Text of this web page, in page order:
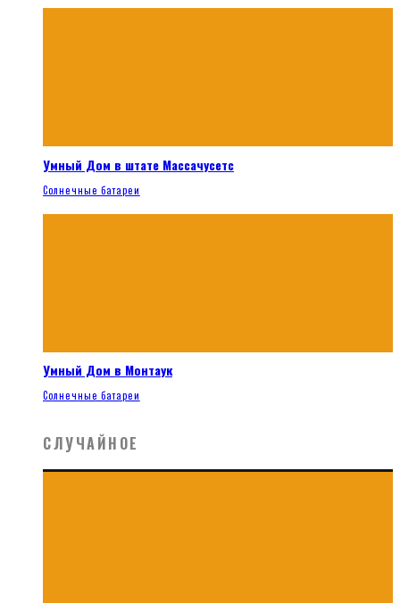
Умный Дом в штате Массачусетс
Солнечные батареи
Умный Дом в Монтаук
Солнечные батареи
СЛУЧАЙНОЕ